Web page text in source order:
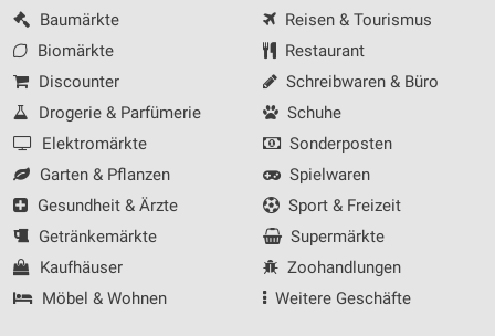
Baumärkte
Biomärkte
Discounter
Drogerie & Parfümerie
Elektromärkte
Garten & Pflanzen
Gesundheit & Ärzte
Getränkemärkte
Kaufhäuser
Möbel & Wohnen
Reisen & Tourismus
Restaurant
Schreibwaren & Büro
Schuhe
Sonderposten
Spielwaren
Sport & Freizeit
Supermärkte
Zoohandlungen
Weitere Geschäfte